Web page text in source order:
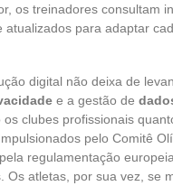
os treinadores consultam
atualizados para adaptar
digital não deixa de
e a gestão de
os clubes profissionais
pelo Comitê
regulamentação
Os atletas, por sua vez, se